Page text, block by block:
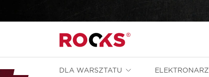
DLA WARSZTATU